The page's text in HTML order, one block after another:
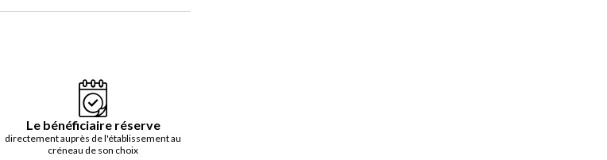
Le bénéficiaire réserve
directement auprès de l'établissement au
créneau de son choix